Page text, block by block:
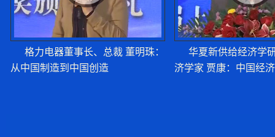
智飞生物蒋凌峰：自
化路线落地
格力电器董事长、总裁 董明珠：
从中国制造到中国创造
华夏新供给经济学
济学家 贾康：中国经